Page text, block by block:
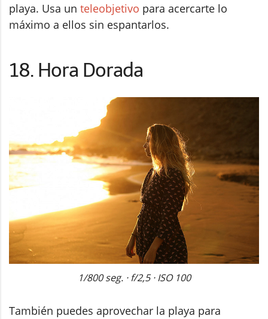
playa. Usa un teleobjetivo para acercarte lo
máximo a ellos sin espantarlos.
18. Hora Dorada
1/800 seg. · f/2,5 · ISO 100
También puedes aprovechar la playa para